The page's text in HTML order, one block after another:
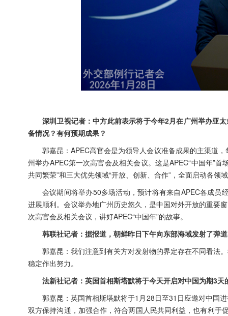
深圳卫视记者：中方此前表示将于今年2月在广州举办亚
备情况？有何预期成果？
郭嘉昆：APEC高官会是为领导人会议准备成果的主渠道
州举办APEC第一次高官会及相关会议。这是APEC“中国年”
共同繁荣”和三大优先领域“开放、创新、合作”，全面启动各
会议期间将举办50多场活动，预计将有来自APEC各成
进展顺利。会议举办地广州历史悠久，是中国对外开放的重要
次高官会及相关会议，讲好APEC“中国年”的故事。
韩联社记者：据报道，朝鲜昨日下午向东部海域发射了弹
郭嘉昆：我们注意到有关方对发射物的界定存在不同看法
稳定作出努力。
法新社记者：英国首相斯塔默将于今天开启对中国为期3
郭嘉昆：英国首相斯塔默将于1月28日至31日应邀对中国
双方保持沟通，加强合作，符合两国人民共同利益，也有利